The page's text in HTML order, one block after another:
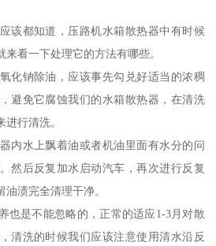
该都知道，压路机水箱散热器中有时候
看一下处理它的方法有哪些。
钠除油，应该事先勾兑好适当的浓稠
避免它腐蚀我们的水箱散热器，在清洗
行清洗。
水上飘着油或者机油里面有水分的问
然后反复加水启动汽车，再次进行反复
渍完全清理干净。
是不能忽略的，正常的适应1-3月对散
清洗的时候我们应该注意使用清水沿反